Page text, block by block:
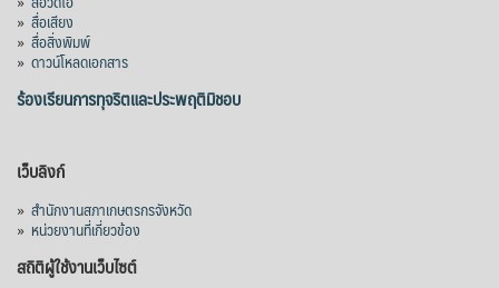
กำหนดระยะเวลาดำเนินงาน 7 ปี (พ.ศ. 2570–
2576) โดยโครงการมีความจุ 99.50 ล้าน
ลูกบาศก์เมตร สามารถสนับสนุนพื้นที่
ชลประทานกว่า 87,700 ไร่ เพิ่ม
View on Facebook
» สื่อเสียง
» สื่อสิ่งพิมพ์
» ดาวน์โหลดเอกสาร
ร้องเรียนการทุจริตและประพฤติมิชอบ
เว็บลิงก์
» สำนักงานสภาเกษตรกรจังหวัด
» หน่วยงานที่เกี่ยวข้อง
สถิติผู้ใช้งานเว็บไซต์